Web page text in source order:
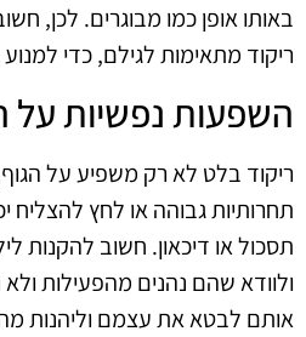
באותו אופן כמו מבוגרים. לכן,
ריקוד מתאימות לגילם, כדי
השפעות נפשיות על
ריקוד בלט לא רק משפיע על
תחרותיות גבוהה או לחץ להצליח
תסכול או דיכאון. חשוב להקנות
ולוודא שהם נהנים מהפעילות
אותם לבטא את עצמם וליהנות